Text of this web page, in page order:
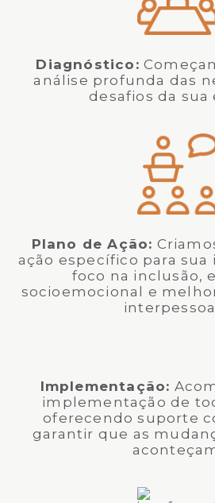
Diagnóstico:
análise profunda das
desafios da sua
Plano de Ação:
ação específico para
foco na inclusão,
socioemocional e
Implementação:
implementação de
oferecendo suporte
garantir que as